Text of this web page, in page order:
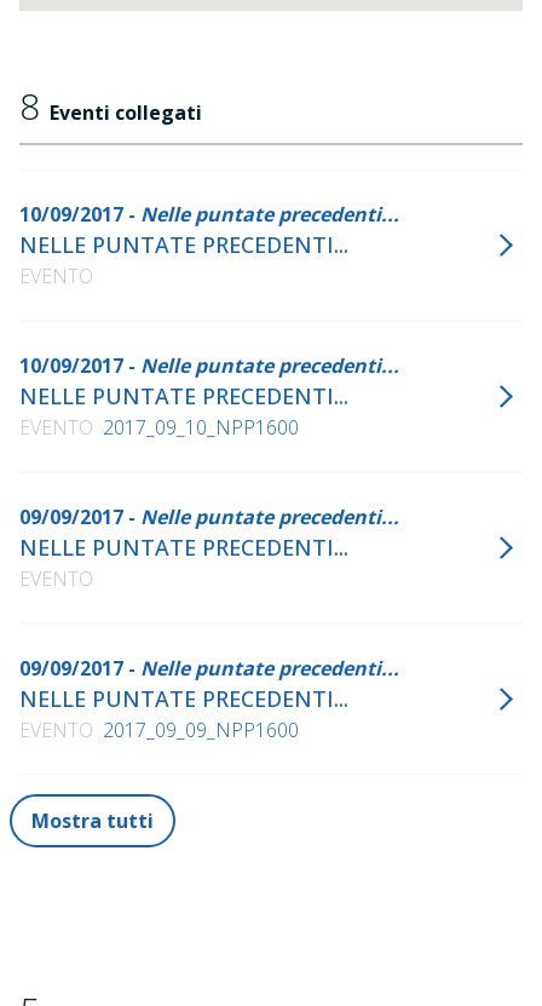
8 Eventi collegati
10/09/2017 - Nelle puntate precedenti...
NELLE PUNTATE PRECEDENTI...
EVENTO
10/09/2017 - Nelle puntate precedenti...
NELLE PUNTATE PRECEDENTI...
EVENTO 2017_09_10_NPP1600
09/09/2017 - Nelle puntate precedenti...
NELLE PUNTATE PRECEDENTI...
EVENTO
09/09/2017 - Nelle puntate precedenti...
NELLE PUNTATE PRECEDENTI...
EVENTO 2017_09_09_NPP1600
Mostra tutti